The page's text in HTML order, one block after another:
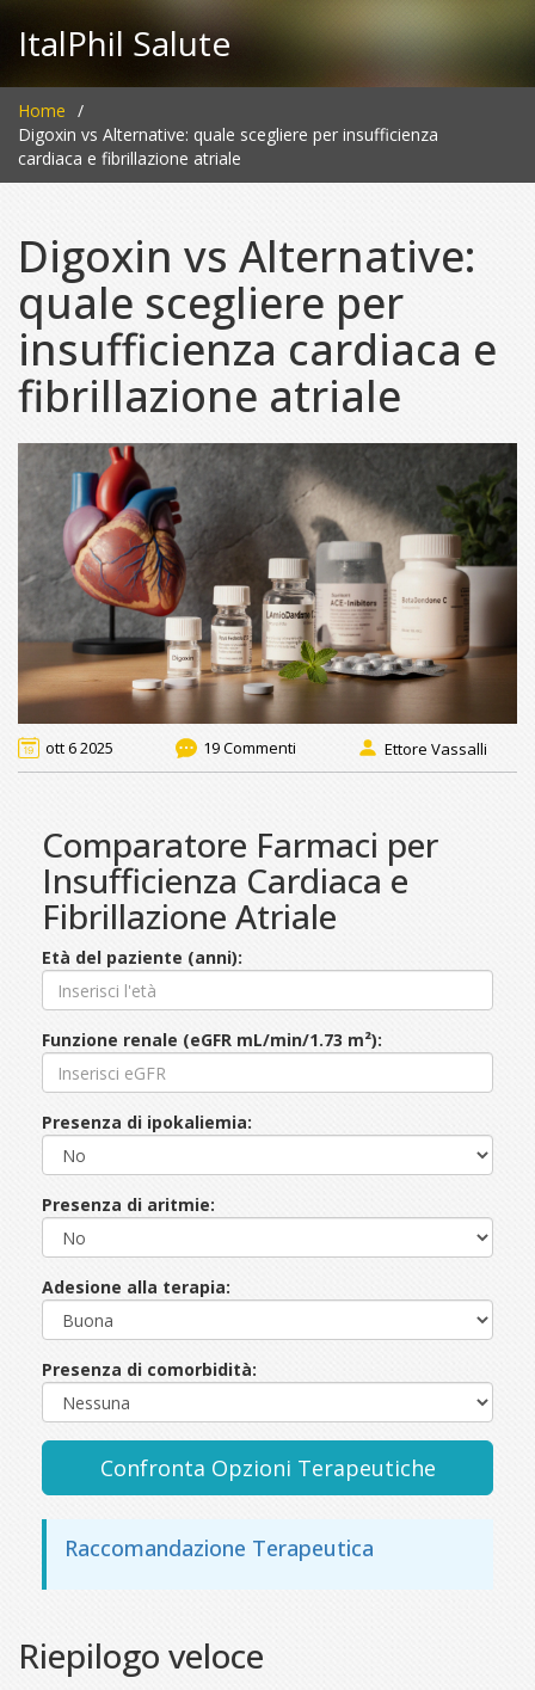
ItalPhil Salute
Home
Digoxin vs Alternative: quale scegliere per insufficienza
cardiaca e fibrillazione atriale
Digoxin vs Alternative:
quale scegliere per
insufficienza cardiaca e
fibrillazione atriale
ott 6 2025 19 Commenti Ettore Vassalli
Comparatore Farmaci per
Insufficienza Cardiaca e
Fibrillazione Atriale
Età del paziente (anni):
Funzione renale (eGFR mL/min/1.73 m²):
Presenza di ipokaliemia:
Presenza di aritmie:
Adesione alla terapia:
Presenza di comorbidità:
Confronta Opzioni Terapeutiche
Raccomandazione Terapeutica
Riepilogo veloce